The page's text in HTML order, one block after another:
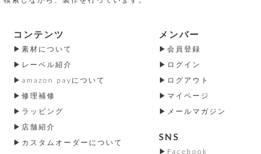
コンテンツ
素材について
レーベル紹介
amazon payについて
修理補修
ラッピング
店舗紹介
カスタムオーダーについて
メンバー
会員登録
ログイン
ログアウト
マイページ
メールマガジン
SNS
Facebook